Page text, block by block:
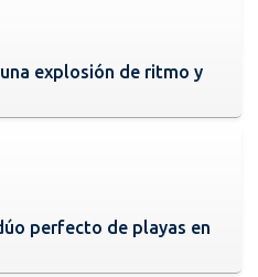
explosión de ritmo y
perfecto de playas en